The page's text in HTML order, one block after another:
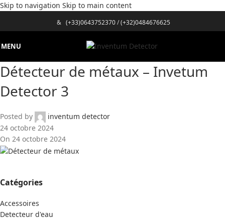
Skip to navigation Skip to main content
& (+33)0643752370/(+32)0484676625
MENU
Détecteur de métaux – Invetum
Detector 3
Posted by
inventum detector
24 octobre 2024
On 24 octobre 2024
Catégories
Accessoires
Detecteur d'eau